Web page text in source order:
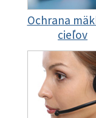
Ochrana
cieľov